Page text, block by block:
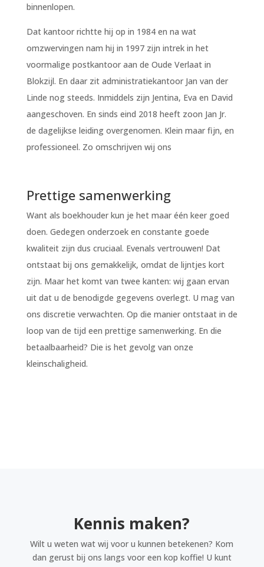
binnenlopen.
Dat kantoor richtte hij op in 1984 en na wat
omzwervingen nam hij in 1997 zijn intrek in het
voormalige postkantoor aan de Oude Verlaat in
Blokzijl. En daar zit administratiekantoor Jan van der
Linde nog steeds. Inmiddels zijn Jentina, Eva en David
aangeschoven. En sinds eind 2018 heeft zoon Jan Jr.
de dagelijkse leiding overgenomen. Klein maar fijn, en
professioneel. Zo omschrijven wij ons
Prettige samenwerking
Want als boekhouder kun je het maar één keer goed
doen. Gedegen onderzoek en constante goede
kwaliteit zijn dus cruciaal. Evenals vertrouwen! Dat
ontstaat bij ons gemakkelijk, omdat de lijntjes kort
zijn. Maar het komt van twee kanten: wij gaan ervan
uit dat u de benodigde gegevens overlegt. U mag van
ons discretie verwachten. Op die manier ontstaat in de
loop van de tijd een prettige samenwerking. En die
betaalbaarheid? Die is het gevolg van onze
kleinschaligheid.
Kennis maken?
Wilt u weten wat wij voor u kunnen betekenen? Kom
dan gerust bij ons langs voor een kop koffie! U kunt